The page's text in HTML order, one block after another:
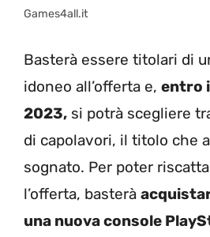
Games4all.it
Basterà essere titolari di
idoneo all’offerta e, entro
2023, si potrà scegliere
di capolavori, il titolo che
sognato. Per poter
l’offerta, basterà
una nuova console